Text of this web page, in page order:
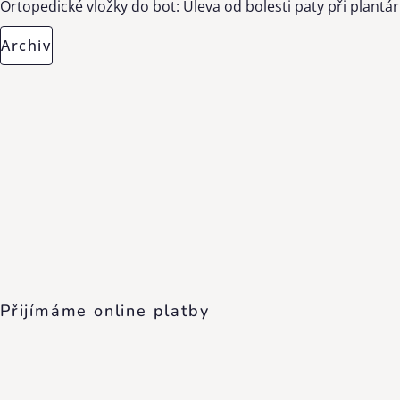
Ortopedické vložky do bot: Úleva od bolesti paty při
Archiv
Přijímáme online platby